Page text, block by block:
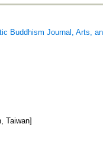
Buddhism Journal, Arts,
Taiwan]